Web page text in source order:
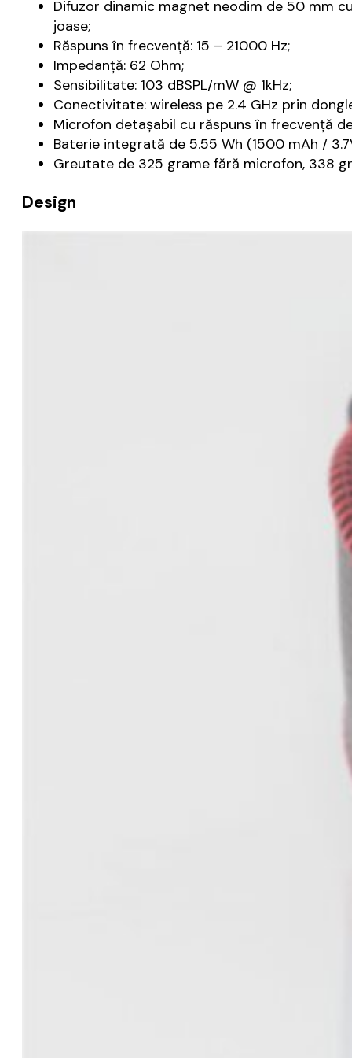
Difuzor dinamic magnet neodim de 50 mm
joase;
Răspuns în frecvență: 15 – 21000 Hz;
Impedanță: 62 Ohm;
Sensibilitate: 103 dBSPL/mW @ 1kHz;
Conectivitate: wireless pe 2.4 GHz prin
Microfon detașabil cu răspuns în frecvență
Baterie integrată de 5.55 Wh (1500 mAh /
Greutate de 325 grame fără microfon, 338
Design